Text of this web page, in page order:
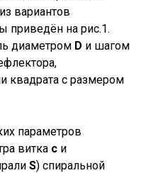
вариантов
приведён на рис.1.
диаметром D и шагом
квадрата с размером
параметров
витка с и
S) спиральной